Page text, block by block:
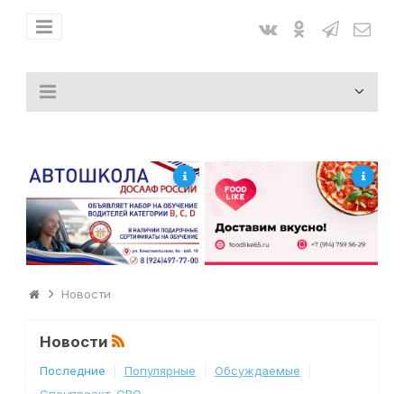
Новости
Новости
Последние Популярные
Обсуждаемые